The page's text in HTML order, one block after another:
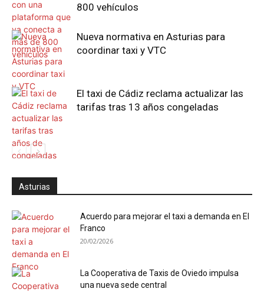
800 vehículos
Nueva normativa en Asturias para
coordinar taxi y VTC
El taxi de Cádiz reclama actualizar las
tarifas tras 13 años congeladas
Asturias
Acuerdo para mejorar el taxi a demanda en El
Franco
20/02/2026
La Cooperativa de Taxis de Oviedo impulsa
una nueva sede central